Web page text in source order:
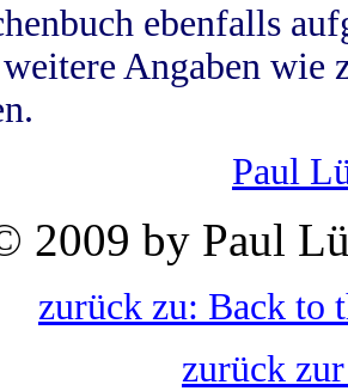
ebenfalls
Angaben wie
Paul
2009 by Paul
zurück zu: Back to
zurück